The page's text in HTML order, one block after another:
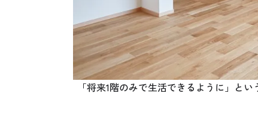
「将来1階のみで生活できるように」と